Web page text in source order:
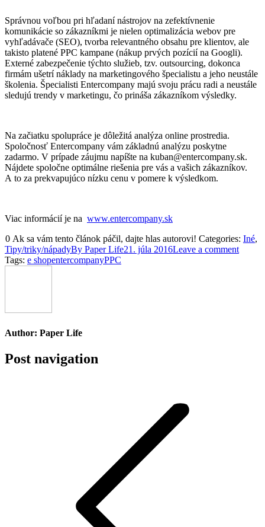
Správnou voľbou pri hľadaní nástrojov na zefektívnenie
komunikácie so zákazníkmi je nielen optimalizácia webov pre
vyhľadávače (SEO), tvorba relevantného obsahu pre klientov, ale
takisto platené PPC kampane (nákup prvých pozícií na Googli).
Externé zabezpečenie týchto služieb, tzv. outsourcing, dokonca
firmám ušetrí náklady na marketingového špecialistu a jeho neustále
školenia. Špecialisti Entercompany majú svoju prácu radi a neustále
sledujú trendy v marketingu, čo prináša zákazníkom výsledky.
Na začiatku spolupráce je dôležitá analýza online prostredia.
Spoločnosť Entercompany vám základnú analýzu poskytne
zadarmo. V prípade záujmu napíšte na kuban@entercompany.sk.
Nájdete spoločne optimálne riešenia pre vás a vašich zákazníkov.
A to za prekvapujúco nízku cenu v pomere k výsledkom.
Viac informácií je na www.entercompany.sk
0 Ak sa vám tento článok páčil, dajte hlas autorovi! Categories: Iné,
Tipy/triky/nápadyBy Paper Life21. júla 2016Leave a comment
Tags: e shopentercompanyPPC
Author: Paper Life
Post navigation